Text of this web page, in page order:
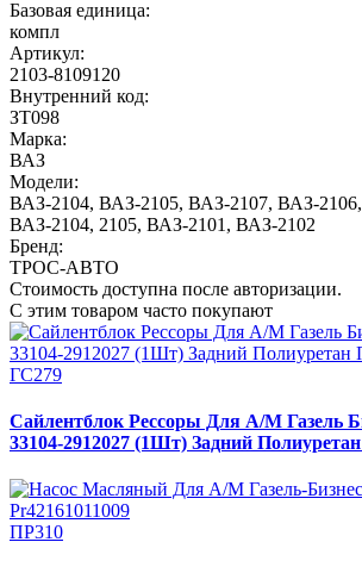
Базовая единица:
компл
Артикул:
2103-8109120
Внутренний код:
ЗТ098
Марка:
ВАЗ
Модели:
ВАЗ-2104, ВАЗ-2105, ВАЗ-2107, ВАЗ-2106,
ВАЗ-2104, 2105, ВАЗ-2101 , ВАЗ-2102
Бренд:
ТРОС-АВТО
Стоимость доступна после авторизации.
С этим товаром часто покупают
ГС279
Сайлентблок Рессоры Для А/М Газель
33104-2912027 (1Шт) Задний
ПР310